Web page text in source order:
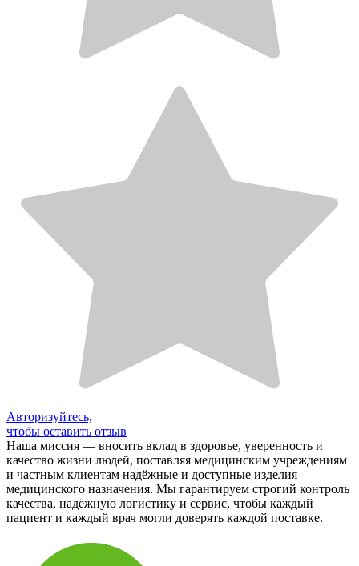
Авторизуйтесь,
чтобы оставить отзыв
Наша миссия — вносить вклад в здоровье, уверенность и
качество жизни людей, поставляя медицинским учреждениям
и частным клиентам надёжные и доступные изделия
медицинского назначения. Мы гарантируем строгий контроль
качества, надёжную логистику и сервис, чтобы каждый
пациент и каждый врач могли доверять каждой поставке.